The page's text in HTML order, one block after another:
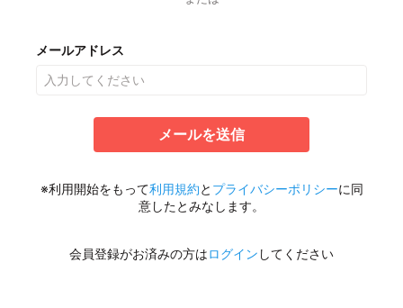
メールアドレス
メールを送信
※利用開始をもって利用規約と プライバシーポリシーに同
意したとみなします。
会員登録がお済みの方はログイン してください